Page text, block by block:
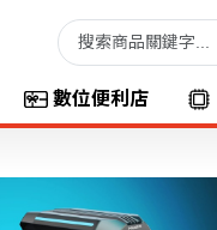
數位便利店